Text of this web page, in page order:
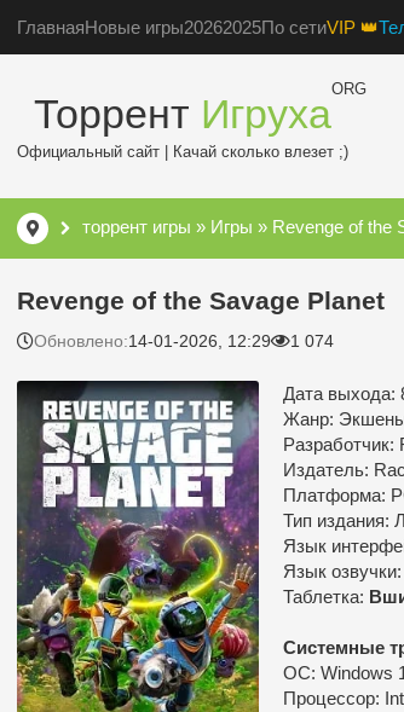
ГлавнаяНовые игры20262025По сетиVIP 👑
Торрент Игруха
ORG
Официальный сайт | Качай сколько влезет ;)
торрент игры » Игры » Revenge of the
Revenge of the Savage Planet
Обновлено:14-01-2026, 12:29 1 074
Дата выхода:
Жанр:
Разработчик:
Издатель:
Платформа:
Тип издания:
Язык
Язык озвучки:
Таблeтка:
Системные
ОС: Windows
Процессор: